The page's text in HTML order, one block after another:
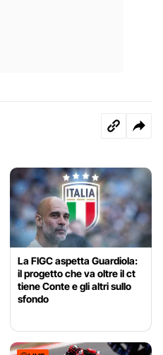
La FIGC aspetta Guardiola:
il progetto che va oltre il ct
tiene Conte e gli altri sullo
sfondo